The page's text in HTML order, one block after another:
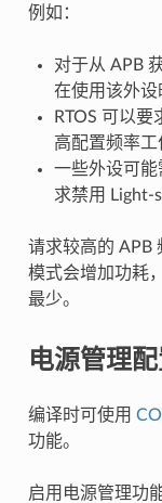
例如：
对于从 APB
在使用该外设
RTOS 可以
高配置频率工
一些外设可
求禁用 Light-
请求较高的 APB
模式会增加功耗
最少。
电源管理
编译时可使用
功能。
启用电源管理功